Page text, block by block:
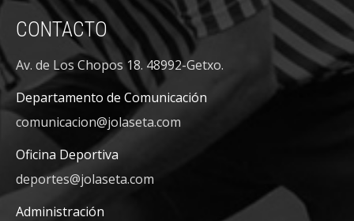
CONTACTO
Av. de Los Chopos 18. 48992-Getxo.
Departamento de Comunicación
comunicacion@jolaseta.com
Oficina Deportiva
deportes@jolaseta.com
Administración